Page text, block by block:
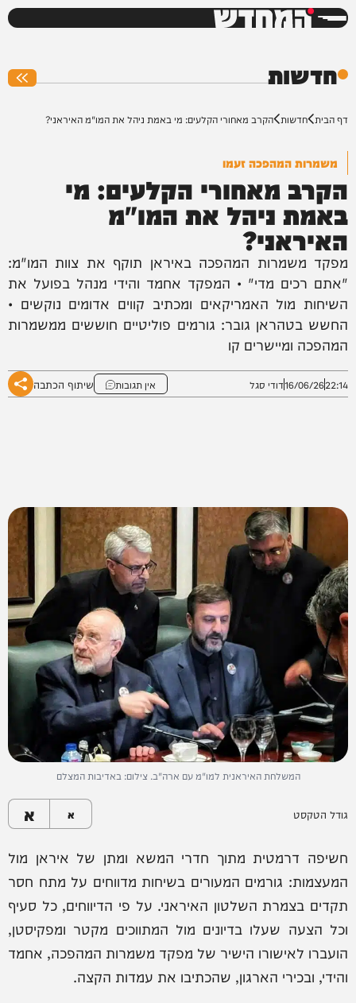
המחדש
חדשות
דף הבית חדשות הקרב מאחורי הקלעים: מי באמת ניהל את המו"מ האיראני?
משמרות המהפכה זעמו
הקרב מאחורי הקלעים: מי
באמת ניהל את המו"מ
האיראני?
מפקד משמרות המהפכה באיראן תוקף את צוות המו"מ:
"אתם רכים מדי" • המפקד אחמד והידי מנהל בפועל את
השיחות מול האמריקאים ומכתיב קווים אדומים נוקשים •
החשש בטהראן גובר: גורמים פוליטיים חוששים ממשמרות
המהפכה ומיישרים קו
22:14
16/06/26דודי סגל אין תגובות שיתוף הכתבה
המשלחת האיראנית למו"מ עם ארה"ב. צילום: באדיבות המצלם
גודל הטקסט א א
חשיפה דרמטית מתוך חדרי המשא ומתן של איראן מול
המעצמות: גורמים המעורים בשיחות מדווחים על מתח חסר
תקדים בצמרת השלטון האיראני. על פי הדיווחים, כל סעיף
וכל הצעה שעלו בדיונים מול המתווכים מקטר ומפקיסטן,
הועברו לאישורו הישיר של מפקד משמרות המהפכה, אחמד
והידי, ובכירי הארגון, שהכתיבו את עמדות הקצה.